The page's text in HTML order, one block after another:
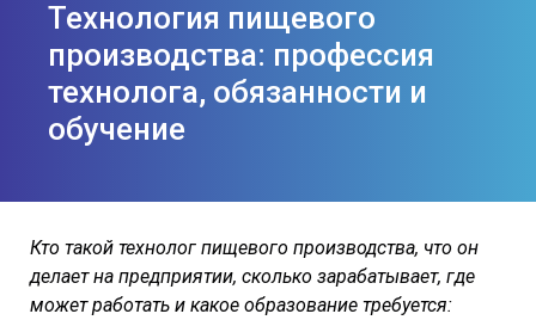
Технология пищевого
производства: профессия
технолога, обязанности и
обучение
Кто такой технолог пищевого производства, что он
делает на предприятии, сколько зарабатывает, где
может работать и какое образование требуется: